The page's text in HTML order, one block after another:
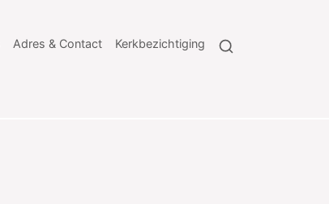
Adres & Contact Kerkbezichtiging